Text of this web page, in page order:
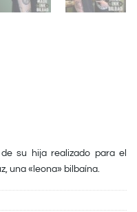
su hija realizado para el
una «leona» bilbaína.